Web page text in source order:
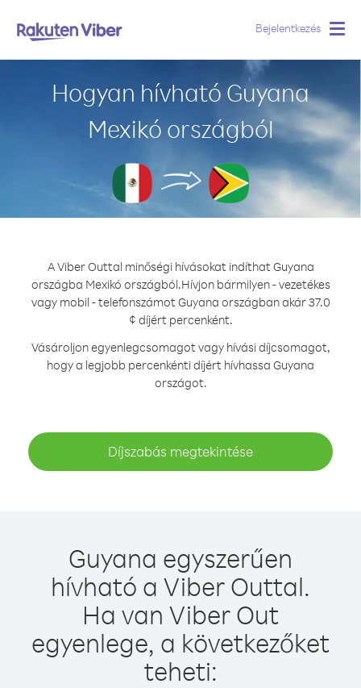
Bejelentkezés
Hogyan hívható Guyana
Mexikó országból
A Viber Outtal minőségi hívásokat indíthat Guyana
országba Mexikó országból.Hívjon bármilyen - vezetékes
vagy mobil - telefonszámot Guyana országban akár 37.0
¢ díjért percenként.
Vásároljon egyenlegcsomagot vagy hívási díjcsomagot,
hogy a legjobb percenkénti díjért hívhassa Guyana
országot.
Díjszabás megtekintése
Guyana egyszerűen
hívható a Viber Outtal.
Ha van Viber Out
egyenlege, a következőket
teheti: